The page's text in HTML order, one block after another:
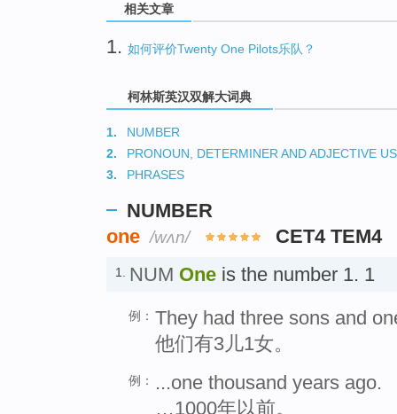
相关文章
1. 如何评价Twenty One Pilots乐队？
柯林斯英汉双解大词典
1.
NUMBER
2.
PRONOUN, DETERMINER AND ADJECTIVE
3.
PHRASES
NUMBER
one /wʌn/ CET4 TEM4
1. NUM One is the number 1. 1
例： They had three sons and
他们有3儿1女。
例：
...one thousand years ago.
…1000年以前。